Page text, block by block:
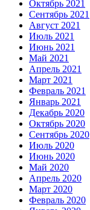
Октябрь 2021
Сентябрь 2021
Август 2021
Июль 2021
Июнь 2021
Май 2021
Апрель 2021
Март 2021
Февраль 2021
Январь 2021
Декабрь 2020
Октябрь 2020
Сентябрь 2020
Июль 2020
Июнь 2020
Май 2020
Апрель 2020
Март 2020
Февраль 2020